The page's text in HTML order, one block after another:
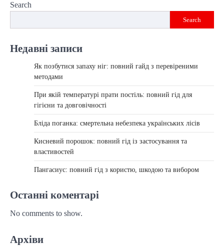
Search
Search
Недавні записи
Як позбутися запаху ніг: повний гайд з перевіреними
методами
При якій температурі прати постіль: повний гід для
гігієни та довговічності
Бліда поганка: смертельна небезпека українських лісів
Кисневий порошок: повний гід із застосування та
властивостей
Пангасиус: повний гід з користю, шкодою та вибором
Останні коментарі
No comments to show.
Архіви